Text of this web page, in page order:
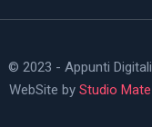
© 2023 - Appunti Digitali
WebSite by Studio Mate